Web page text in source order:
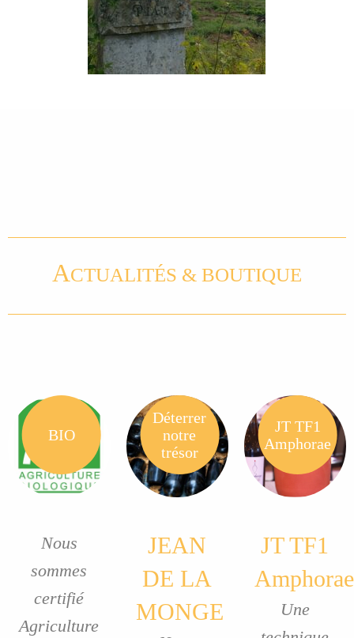
ACTUALITÉS & BOUTIQUE
BIO
Nous
sommes
certifié
Agriculture
Déterrer
notre
trésor
JEAN
DE LA
MONGE
JT TF1
Amphorae
JT TF1
Amphorae
Une